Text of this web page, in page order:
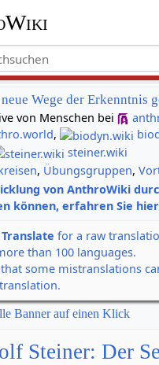
Wege der Erkenntnis
von Menschen bei
,
steiner.wiki
, Übungsgruppen,
von AnthroWiki
können, erfahren Sie hier
for a raw
than 100 languages.
some mistranslations
Banner auf einen Klick
Steiner: Der